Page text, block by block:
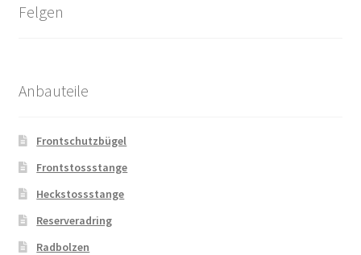
Felgen
Anbauteile
Frontschutzbügel
Frontstossstange
Heckstossstange
Reserveradring
Radbolzen